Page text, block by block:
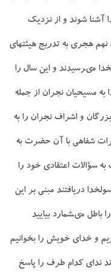
آشنا شوند و از نزديك
نهم هجرى به تدريج هيئت‏هاى
مى‏رسيدند و اين سال را
به مسيحيان نجران از جمله
و اشراف نجران را به
شفاهى با آن حضرت به
سؤالات اعتقادى خود را
دريافتند مبنى بر اين
مى‏شمارد بياييد
و خداى خويش را بخوانيم
نداى كدام طرف را پاسخ